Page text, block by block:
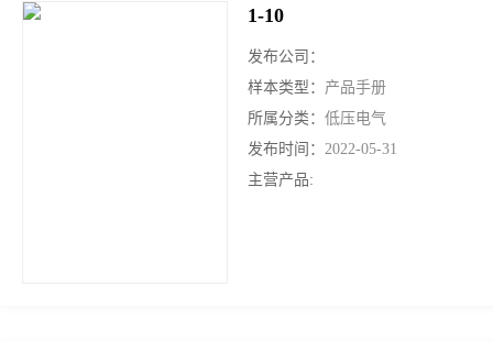
1-10
发布公司：
样本类型： 产品手册
所属分类： 低压电气
发布时间： 2022-05-31
主营产品: